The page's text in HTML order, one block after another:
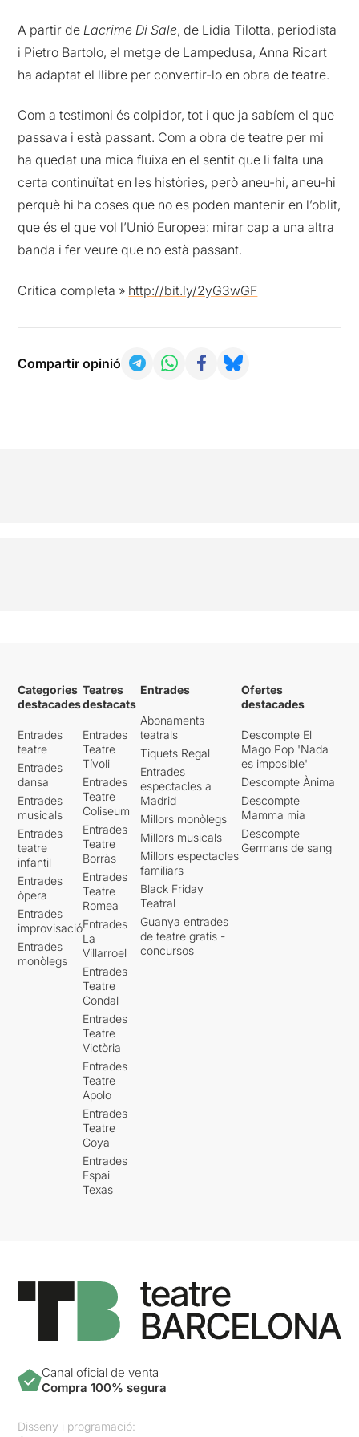
A partir de Lacrime Di Sale, de Lidia Tilotta, periodista
i Pietro Bartolo, el metge de Lampedusa, Anna Ricart
ha adaptat el llibre per convertir-lo en obra de teatre.
Com a testimoni és colpidor, tot i que ja sabíem el que
passava i està passant. Com a obra de teatre per mi
ha quedat una mica fluixa en el sentit que li falta una
certa continuïtat en les històries, però aneu-hi, aneu-hi
perquè hi ha coses que no es poden mantenir en l’oblit,
que és el que vol l’Unió Europea: mirar cap a una altra
banda i fer veure que no està passant.
Crítica completa » http://bit.ly/2yG3wGF
Compartir opinió
Categories
destacades
Entrades
teatre
Entrades
dansa
Entrades
musicals
Entrades
teatre
infantil
Entrades
òpera
Entrades
improvisació
Entrades
monòlegs
Teatres
destacats
Entrades
Teatre
Tívoli
Entrades
Teatre
Coliseum
Entrades
Teatre
Borràs
Entrades
Teatre
Romea
Entrades
La
Villarroel
Entrades
Teatre
Condal
Entrades
Teatre
Victòria
Entrades
Teatre
Apolo
Entrades
Teatre
Goya
Entrades
Espai
Texas
Entrades
Abonaments
teatrals
Tiquets Regal
Entrades
espectacles a
Madrid
Millors monòlegs
Millors musicals
Millors espectacles
familiars
Black Friday
Teatral
Guanya entrades
de teatre gratis -
concursos
Ofertes
destacades
Descompte El
Mago Pop 'Nada
es imposible'
Descompte Ànima
Descompte
Mamma mia
Descompte
Germans de sang
Canal oficial de venta
Compra 100% segura
Disseny i programació: